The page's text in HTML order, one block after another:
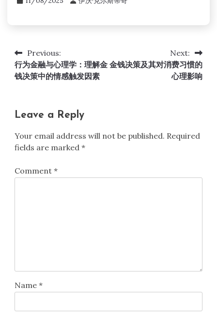
Post
navigation
Previous:
行为金融与心理学：理解金
钱决策中的情感触发因素
Next:
金钱决策及其对消费习惯的
心理影响
Leave a Reply
Your email address will not be published. Required
fields are marked *
Comment *
Name *